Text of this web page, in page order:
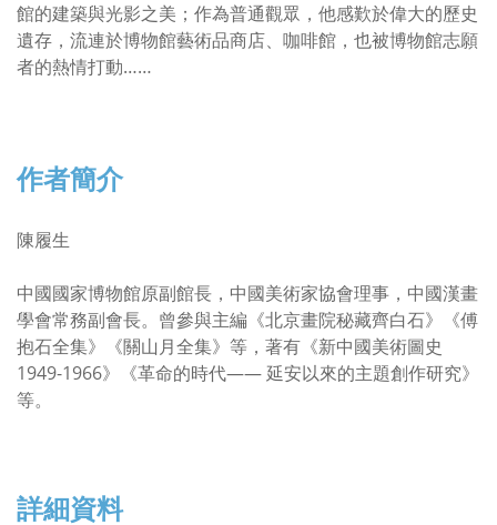
館的建築與光影之美；作為普通觀眾，他感歎於偉大的歷史
遺存，流連於博物館藝術品商店、咖啡館，也被博物館志願
者的熱情打動……
作者簡介
陳履生
中國國家博物館原副館長，中國美術家協會理事，中國漢畫
學會常務副會長。曾參與主編《北京畫院秘藏齊白石》《傅
抱石全集》《關山月全集》等，著有《新中國美術圖史
1949-1966》《革命的時代—— 延安以來的主題創作研究》
等。
詳細資料